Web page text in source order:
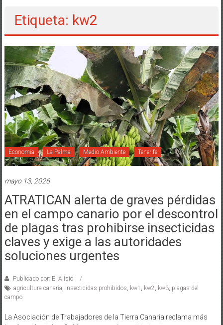
Etiqueta: kw2
Economía La Palma Medio Ambiente Tenerife
mayo 13, 2026
ATRATICAN alerta de graves pérdidas
en el campo canario por el descontrol
de plagas tras prohibirse insecticidas
claves y exige a las autoridades
soluciones urgentes
Publicado por: El Alisio
agricultura canaria insecticidas prohibidos kw1 kw2 kw3, plagas del
campo
La Asociación de Trabajadores de la Tierra Canaria reclama más